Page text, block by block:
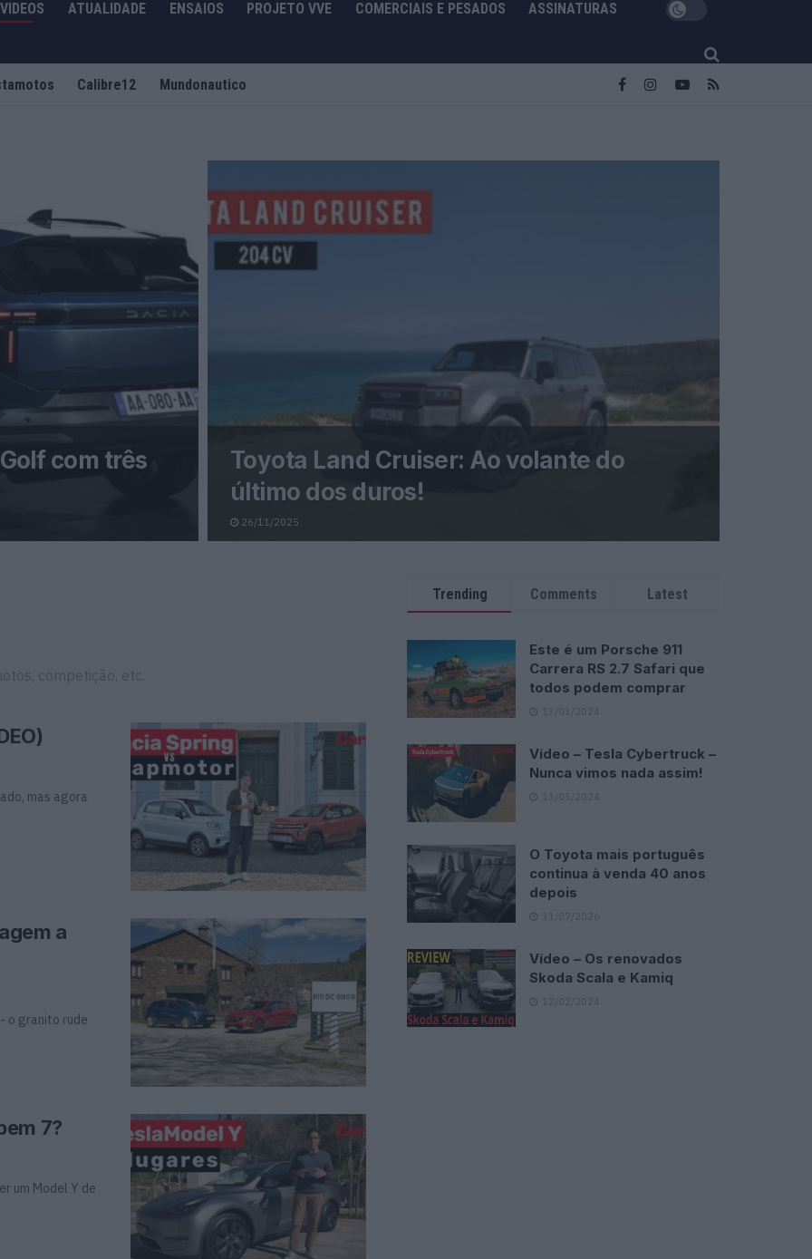
VIDEOS ATUALIDADE ENSAIOS PROJETO VVE COMERCIAIS E PESADOS ASSINATURAS
Calibre12 Mundonautico
com três
Toyota Land Cruiser: Ao volante do
último dos duros!
26/11/2025
competição, etc.
mas agora
a
o granito rude
7?
um Model Y de
Trending Comments Latest
Este é um Porsche 911
Carrera RS 2.7 Safari que
todos podem comprar
13/03/2024
Vídeo – Tesla Cybertruck –
Nunca vimos nada assim!
13/05/2024
O Toyota mais português
continua à venda 40 anos
depois
31/07/2026
Vídeo – Os renovados
Skoda Scala e Kamiq
12/02/2024